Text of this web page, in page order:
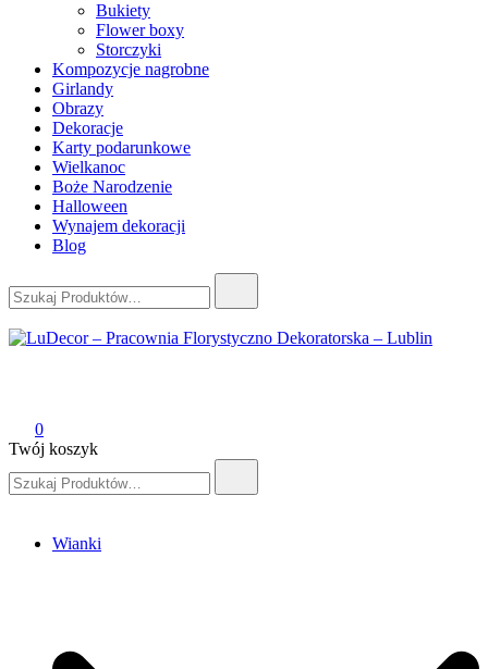
Bukiety
Flower boxy
Storczyki
Kompozycje nagrobne
Girlandy
Obrazy
Dekoracje
Karty podarunkowe
Wielkanoc
Boże Narodzenie
Halloween
Wynajem dekoracji
Blog
0
Twój koszyk
Wianki